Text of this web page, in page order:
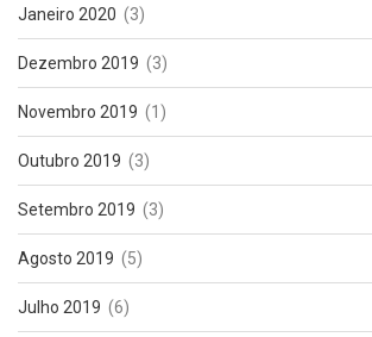
Janeiro 2020 (3)
Dezembro 2019 (3)
Novembro 2019 (1)
Outubro 2019 (3)
Setembro 2019 (3)
Agosto 2019 (5)
Julho 2019 (6)